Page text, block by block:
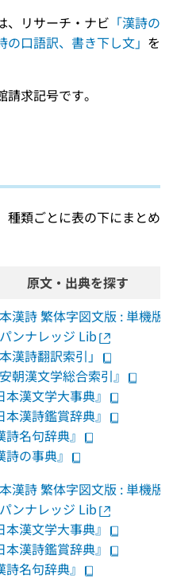
、リサーチ・ナビ 「漢詩の
の口語訳、書き下し文」 を
求記号です。
種類ごとに表の下にまとめ
原文・出典を探す
本漢詩 繁体字図文版 : 単機版
ンナレッジ Lib
本漢詩翻訳索引」
安朝漢文学総合索引』
本漢文学大事典』
本漢詩鑑賞辞典』
詩名句辞典』
詩の事典』
本漢詩 繁体字図文版 : 単機版
ンナレッジ Lib
本漢文学大事典』
本漢詩鑑賞辞典』
詩名句辞典』